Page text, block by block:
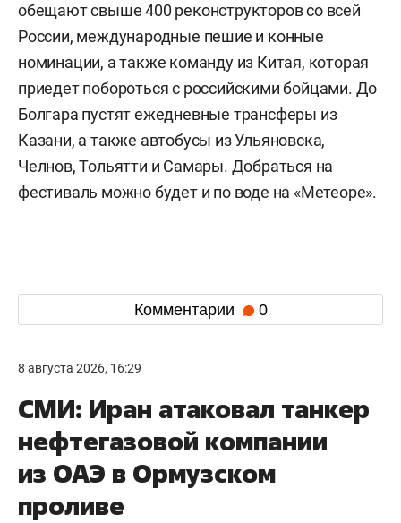
обещают свыше 400 реконструкторов со всей
России, международные пешие и конные
номинации, а также команду из Китая, которая
приедет побороться с российскими бойцами. До
Болгара пустят ежедневные трансферы из
Казани, а также автобусы из Ульяновска,
Челнов, Тольятти и Самары. Добраться на
фестиваль можно будет и по воде на «Метеоре».
Комментарии 0
8 августа 2026, 16:29
СМИ: Иран атаковал танкер
нефтегазовой компании
из ОАЭ в Ормузском
проливе